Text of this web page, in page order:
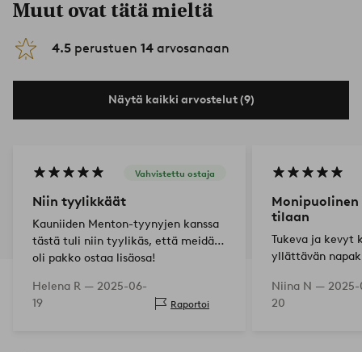
Muut ovat tätä mieltä
4.5 perustuen 14 arvosanaan
Näytä kaikki arvostelut (9)
Vahvistettu ostaja
Niin tyylikkäät
Kauniiden Menton-tyynyjen kanssa
tästä tuli niin tyylikäs, että meidän
oli pakko ostaa lisäosa!
Helena R — 2025-06-
19
Raportoi
Monipuolinen
tilaan
Tukeva ja kevyt
yllättävän
muotoilu
käytön. Ostin
Niina N —
20